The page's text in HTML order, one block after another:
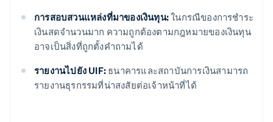
การสอบสวนแหล่งที่มาของเงินทุน:ในกรณีของการชำระ
เงินสดจำนวนมาก ความถูกต้องตามกฎหมายของเงินทุน
อาจเป็นสิ่งที่ถูกตั้งคำถามได้
รายงานไปยัง UIF: ธนาคารและสถาบันการเงินสามารถ
รายงานธุรกรรมที่น่าสงสัยต่อเจ้าหน้าที่ได้